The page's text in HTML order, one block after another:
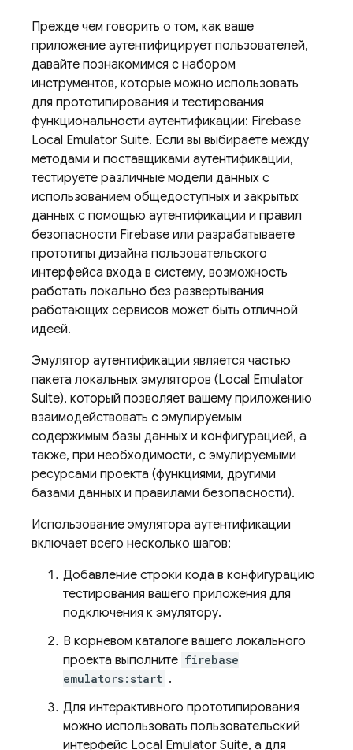
Прежде чем говорить о том, как ваше
приложение аутентифицирует пользователей,
давайте познакомимся с набором
инструментов, которые можно использовать
для прототипирования и тестирования
функциональности аутентификации: Firebase
Local Emulator Suite. Если вы выбираете между
методами и поставщиками аутентификации,
тестируете различные модели данных с
использованием общедоступных и закрытых
данных с помощью аутентификации и правил
безопасности Firebase или разрабатываете
прототипы дизайна пользовательского
интерфейса входа в систему, возможность
работать локально без развертывания
работающих сервисов может быть отличной
идеей.
Эмулятор аутентификации является частью
пакета локальных эмуляторов (Local Emulator
Suite), который позволяет вашему приложению
взаимодействовать с эмулируемым
содержимым базы данных и конфигурацией, а
также, при необходимости, с эмулируемыми
ресурсами проекта (функциями, другими
базами данных и правилами безопасности).
Использование эмулятора аутентификации
включает всего несколько шагов:
Добавление строки кода в конфигурацию
тестирования вашего приложения для
подключения к эмулятору.
В корневом каталоге вашего локального
проекта выполните firebase
emulators:start .
Для интерактивного прототипирования
можно использовать пользовательский
интерфейс Local Emulator Suite, а для